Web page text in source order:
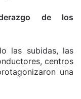
de los
las subidas, las
centros
una